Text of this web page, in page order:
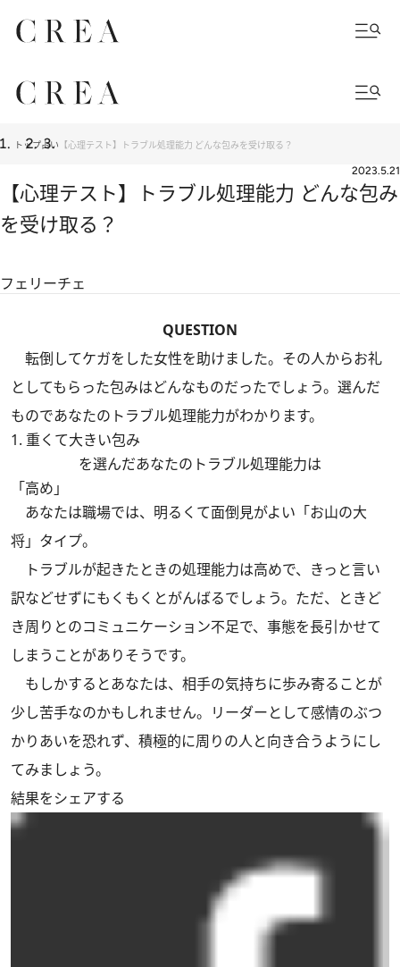
トップ占い 【心理テスト】トラブル処理能力 どんな包みを受け取る？
2023.5.21
【心理テスト】トラブル処理能力 どんな包み
を受け取る？
フェリーチェ
QUESTION
転倒してケガをした女性を助けました。その人からお礼
としてもらった包みはどんなものだったでしょう。選んだ
ものであなたのトラブル処理能力がわかります。
1. 重くて大きい包み
を選んだあなたのトラブル処理能力は
「高め」
あなたは職場では、明るくて面倒見がよい「お山の大
将」タイプ。
トラブルが起きたときの処理能力は高めで、きっと言い
訳などせずにもくもくとがんばるでしょう。ただ、ときど
き周りとのコミュニケーション不足で、事態を長引かせて
しまうことがありそうです。
もしかするとあなたは、相手の気持ちに歩み寄ることが
少し苦手なのかもしれません。リーダーとして感情のぶつ
かりあいを恐れず、積極的に周りの人と向き合うようにし
てみましょう。
結果をシェアする